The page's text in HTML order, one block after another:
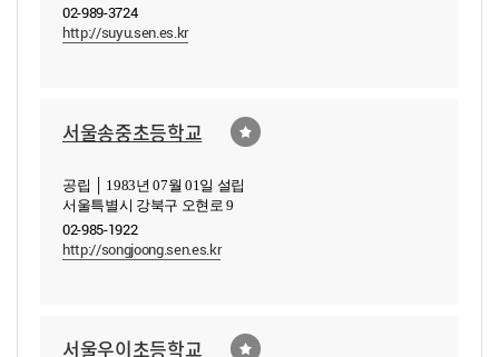
02-989-3724
http://suyu.sen.es.kr
서울송중초등학교
공립 │ 1983년 07월 01일 설립
서울특별시 강북구 오현로 9
02-985-1922
http://songjoong.sen.es.kr
서울우이초등학교